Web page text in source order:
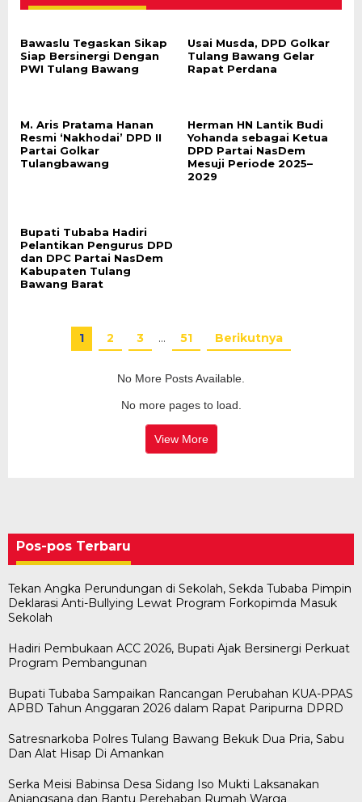
Bawaslu Tegaskan Sikap
Siap Bersinergi Dengan
PWI Tulang Bawang
Usai Musda, DPD Golkar
Tulang Bawang Gelar
Rapat Perdana
M. Aris Pratama Hanan
Resmi ‘Nakhodai’ DPD II
Partai Golkar
Tulangbawang
Herman HN Lantik Budi
Yohanda sebagai Ketua
DPD Partai NasDem
Mesuji Periode 2025–
2029
Bupati Tubaba Hadiri
Pelantikan Pengurus DPD
dan DPC Partai NasDem
Kabupaten Tulang
Bawang Barat
1 2 3 … 51 Berikutnya
No More Posts Available.
No more pages to load.
View More
Pos-pos Terbaru
Tekan Angka Perundungan di Sekolah, Sekda Tubaba Pimpin
Deklarasi Anti-Bullying Lewat Program Forkopimda Masuk
Sekolah
Hadiri Pembukaan ACC 2026, Bupati Ajak Bersinergi Perkuat
Program Pembangunan
Bupati Tubaba Sampaikan Rancangan Perubahan KUA-PPAS
APBD Tahun Anggaran 2026 dalam Rapat Paripurna DPRD
Satresnarkoba Polres Tulang Bawang Bekuk Dua Pria, Sabu
Dan Alat Hisap Di Amankan
Serka Meisi Babinsa Desa Sidang Iso Mukti Laksanakan
Anjangsana dan Bantu Perehaban Rumah Warga
Bawaslu Tegaskan Sikap Siap Bersinergi
Usai Musda, DPD Golkar Tulang Bawang Gelar
M. Aris Pratama Hanan Resmi ‘Nakhodai’ DPD II
Herman HN Lantik Budi Yohanda sebagai
Bupati Tubaba Hadiri Pelantikan Pengurus DPD